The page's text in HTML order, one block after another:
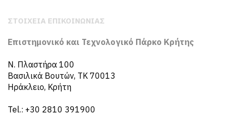
ΣΤΟΙΧΕΙΑ ΕΠΙΚΟΙΝΩΝΙΑΣ
Επιστημονικό και Τεχνολογικό Πάρκο Κρήτης
N. Πλαστήρα 100
Βασιλικά Βουτών, ΤΚ 70013
Ηράκλειο, Κρήτη
Tel.: +30 2810 391900